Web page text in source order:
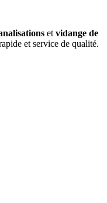
et vidange de
et service de qualité.